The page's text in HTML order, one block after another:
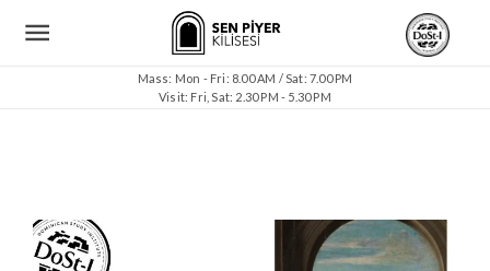
Mass: Mon - Fri: 8.00 AM / Sat: 7.00 PM
Visit: Fri, Sat: 2.30 PM - 5.30 PM